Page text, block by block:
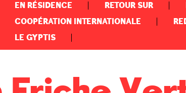
EN RÉSIDENCE RETOUR SUR
COOPÉRATION INTERNATIONALE
LE GYPTIS